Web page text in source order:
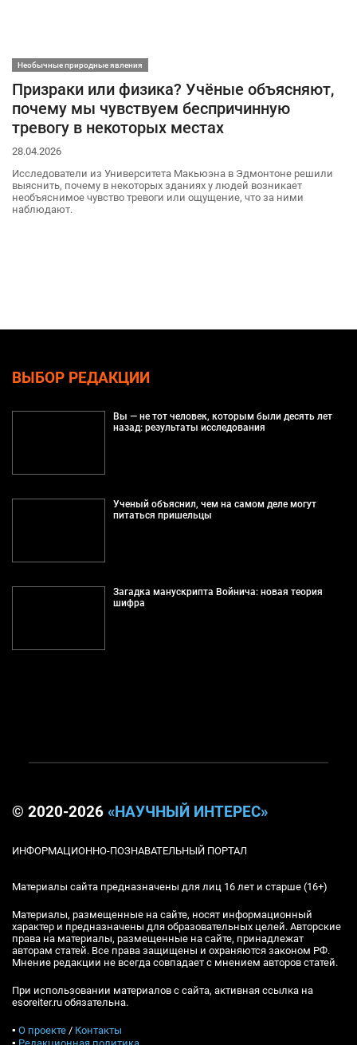
Необычные природные явления
Призраки или физика? Учёные объясняют,
почему мы чувствуем беспричинную
тревогу в некоторых местах
28.04.2026
Исследователи из Университета Макьюэна в Эдмонтоне решили
выяснить, почему в некоторых зданиях у людей возникает
необъяснимое чувство тревоги или ощущение, что за ними
наблюдают.
ВЫБОР РЕДАКЦИИ
Вы — не тот человек, которым были десять лет
назад: результаты исследования
Ученый объяснил, чем на самом деле могут
питаться пришельцы
Загадка манускрипта Войнича: новая теория
шифра
© 2020-2026 «НАУЧНЫЙ ИНТЕРЕС»
ИНФОРМАЦИОННО-ПОЗНАВАТЕЛЬНЫЙ ПОРТАЛ
Материалы сайта предназначены для лиц 16 лет и старше (16+)
Материалы, размещенные на сайте, носят информационный
характер и предназначены для образовательных целей. Авторские
права на материалы, размещенные на сайте, принадлежат
авторам статей. Все права защищены и охраняются законом РФ.
Мнение редакции не всегда совпадает с мнением авторов статей.
При использовании материалов с сайта, активная ссылка на
esoreiter.ru обязательна.
▪ О проекте / Контакты